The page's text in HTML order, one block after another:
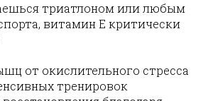
триатлоном или любым
витамин E критически
от окислительного стресса
тренировок